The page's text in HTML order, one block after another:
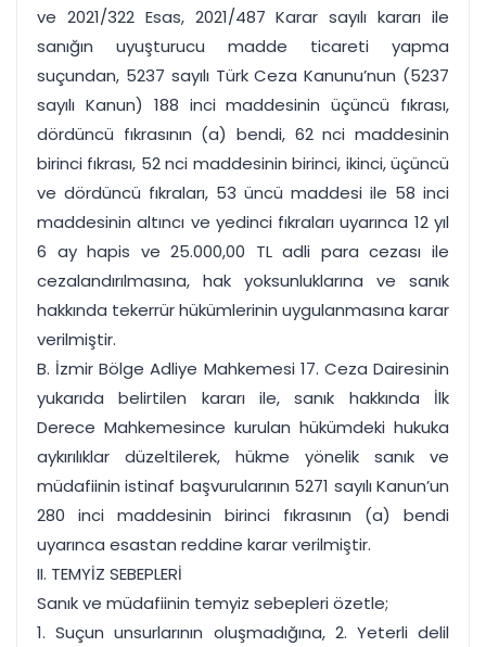
ve 2021/322 Esas, 2021/487 Karar sayılı kararı ile
sanığın uyuşturucu madde ticareti yapma
suçundan, 5237 sayılı Türk Ceza Kanunu’nun (5237
sayılı Kanun) 188 inci maddesinin üçüncü fıkrası,
dördüncü fıkrasının (a) bendi, 62 nci maddesinin
birinci fıkrası, 52 nci maddesinin birinci, ikinci, üçüncü
ve dördüncü fıkraları, 53 üncü maddesi ile 58 inci
maddesinin altıncı ve yedinci fıkraları uyarınca 12 yıl
6 ay hapis ve 25.000,00 TL adli para cezası ile
cezalandırılmasına, hak yoksunluklarına ve sanık
hakkında tekerrür hükümlerinin uygulanmasına karar
verilmiştir.
B. İzmir Bölge Adliye Mahkemesi 17. Ceza Dairesinin
yukarıda belirtilen kararı ile, sanık hakkında İlk
Derece Mahkemesince kurulan hükümdeki hukuka
aykırılıklar düzeltilerek, hükme yönelik sanık ve
müdafiinin istinaf başvurularının 5271 sayılı Kanun’un
280 inci maddesinin birinci fıkrasının (a) bendi
uyarınca esastan reddine karar verilmiştir.
II. TEMYİZ SEBEPLERİ
Sanık ve müdafiinin temyiz sebepleri özetle;
1. Suçun unsurlarının oluşmadığına, 2. Yeterli delil